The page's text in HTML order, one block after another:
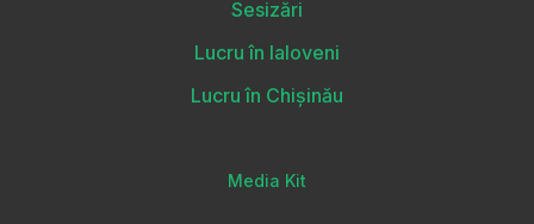
Sesizări
Lucru în Ialoveni
Lucru în Chișinău
Media Kit